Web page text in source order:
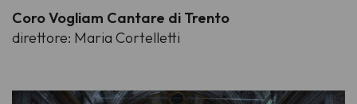
Coro Vogliam Cantare di Trento
direttore: Maria Cortelletti